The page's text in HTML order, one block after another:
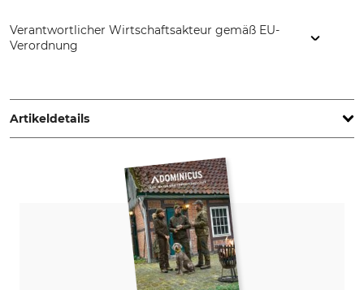
Verantwortlicher Wirtschaftsakteur gemäß EU-
Verordnung
www.grube.de
Artikeldetails
Produkttyp
Steppjacke
Modellbezeichnung
Oberstoff
100% Polyamid
Atmungsaktivität
mittel